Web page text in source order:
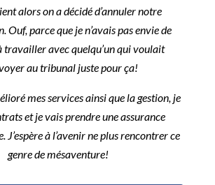
alors on a décidé d’annuler notre
Ouf, parce que je n’avais pas envie de
travailler avec quelqu’un qui voulait
au tribunal juste pour ça!
mes services ainsi que la gestion, je
et je vais prendre une assurance
J’espère à l’avenir ne plus rencontrer ce
genre de mésaventure!